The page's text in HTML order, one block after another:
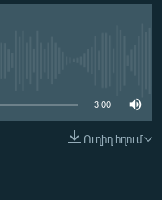
3:00
Ուղիղ հղում